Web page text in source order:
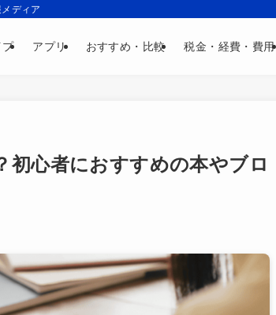
ディア
プ アプリ おすすめ・比較 税金・経費・費用
初心者におすすめの本やブロ